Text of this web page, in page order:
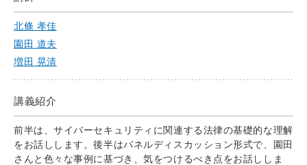
北條 孝佳
園田 道夫
増田 晃清
講義紹介
前半は、サイバーセキュリティに関連する法律の基礎的な理解
をお話しします。後半はパネルディスカッション形式で、園田
さんと色々な事例に基づき、気をつけるべき点をお話ししま